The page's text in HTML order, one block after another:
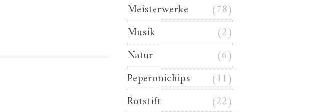
Meisterwerke
(78)
Musik
(2)
Natur
(6)
Peperonichips
(11)
Rotstift
(22)